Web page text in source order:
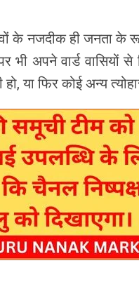
के नजदीक ही जनता
भी अपने वार्ड
या फिर कोई अन्य